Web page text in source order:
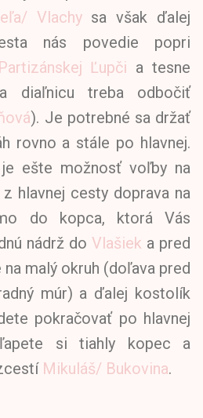
Vlachysa však ďalej
nás povedie popri
Partizánskej Ľupči a tesne
diaľnicu treba odbočiť
). Je potrebné sa držať
rovno a stále po hlavnej.
je ešte možnosť voľby na
hlavnej cesty doprava na
do kopca, ktorá Vás
nádrž do Vlašiek a pred
malý okruh (doľava pred
múr) a ďalej kostolík
pokračovať po hlavnej
si tiahly kopec a
Mikuláš/ Bukovina.